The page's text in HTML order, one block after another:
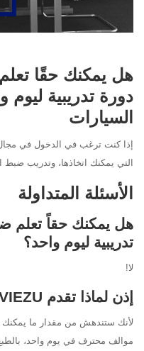
هل يمكنك حقًا
دورة تدريبية
السيارات
إذا كنت ترغب في الدخول في
التي يمكنك اتخاذها، وتدريب ضبط
الأسئلة المتداولة
هل يمكنك حقاً تعلم
تدريبية ليوم واحد؟
لا!
إذن لماذا تقدم VIEZU دورات تدريبية ليوم واحد؟
لأنك ستندهش من مقدار ما
موالف محترف في يوم واحد،